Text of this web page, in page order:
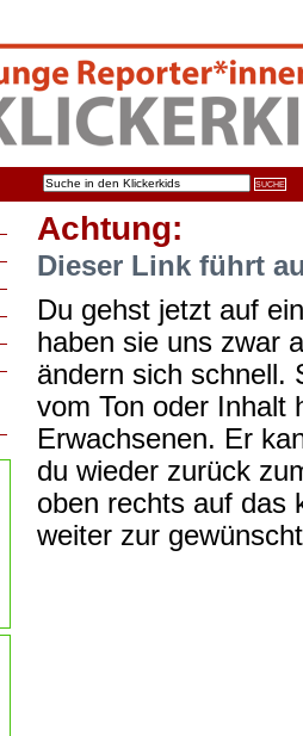
Achtung:
Dieser Link führt
Du gehst jetzt auf
haben sie uns zwar
ändern sich schnell.
vom Ton oder Inhalt
Erwachsenen. Er
du wieder zurück
oben rechts auf das
weiter zur